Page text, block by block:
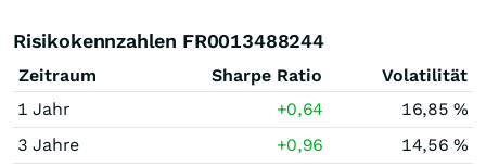
Risikokennzahlen FR0013488244
Zeitraum Sharpe Ratio
Volatilität
1 Jahr
+0,64
16,85 %
3 Jahre
+0,96
14,56 %